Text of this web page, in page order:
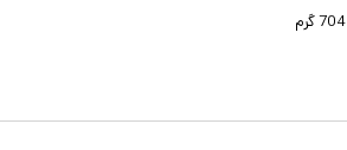
704 گرم